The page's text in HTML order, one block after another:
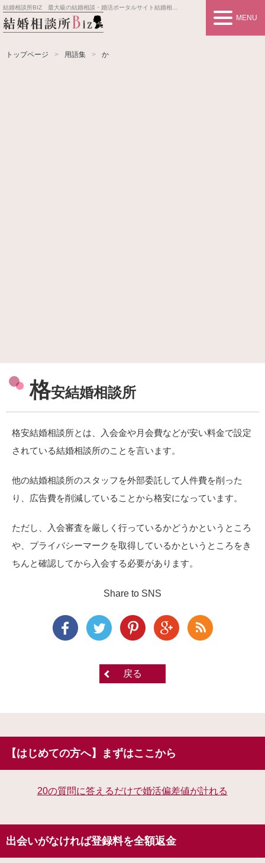
結婚相談所BIZ 最大級の結婚相談・婚活ポータルサイト結婚相談所事業者情報や婚活お見合いの悩み、対策を紹介します。
MENU
トップページ 用語集 か
格安結婚相談所
格安結婚相談所とは、入会金や月会費などが安い料金で設定
されている結婚相談所のことを言います。
他の結婚相談所のスタッフを外部委託して人件費を削った
り、広告費を削減していることから格安になっています。
ただし、入会審査を厳しく行っているかどうかというところ
や、プライバシーマークを取得しているかというところをき
ちんと確認してから入会する必要があります。
Share to SNS
戻る
【はじめての方へ】まずはここから
20の質問に答えるだけで婚活偏差値が計れる
出会いがなければ登録料を全額返金